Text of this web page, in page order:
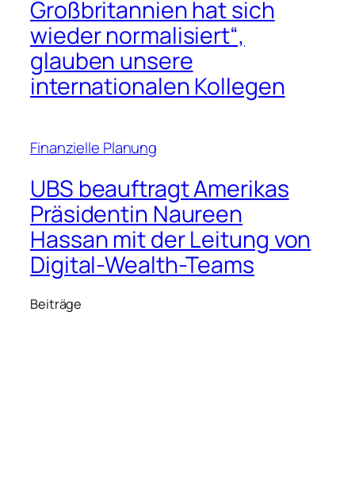
Großbritannien hat sich
wieder normalisiert“,
glauben unsere
internationalen Kollegen
Finanzielle Planung
UBS beauftragt Amerikas
Präsidentin Naureen
Hassan mit der Leitung von
Digital-Wealth-Teams
Beiträge